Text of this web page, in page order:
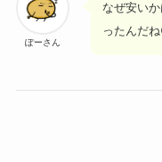
ぽーさん
なぜ安い
ったんだ